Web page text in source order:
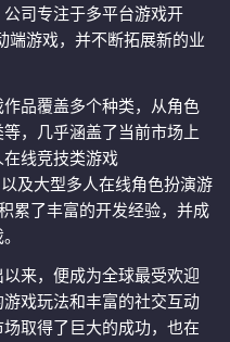
司专注于多平台游戏开
端游戏，并不断拓展新的业
作品覆盖多个种类，从角色
，几乎涵盖了当前市场上
线竞技类游戏
及大型多人在线角色扮演游
累了丰富的开发经验，并成
来，便成为全球最受欢迎
戏玩法和丰富的社交互动
取得了巨大的成功，也在